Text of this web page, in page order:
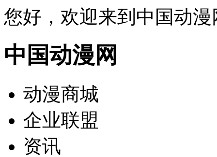
您好，欢迎来到中国动漫
中国动漫网
动漫商城
企业联盟
资讯